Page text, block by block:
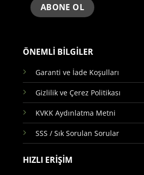
ÖNEMLİ BİLGİLER
Garanti ve İade Koşulları
Gizlilik ve Çerez Politikası
KVKK Aydınlatma Metni
SSS / Sık Sorulan Sorular
HIZLI ERİŞİM